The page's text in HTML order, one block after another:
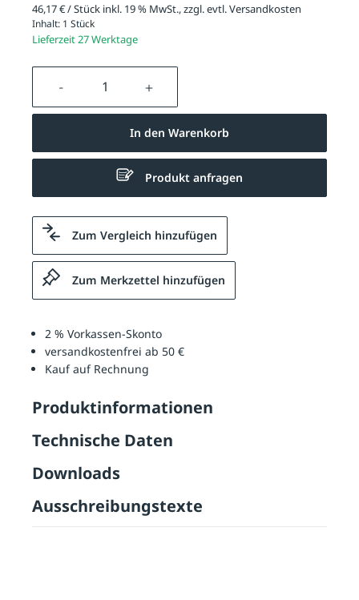
46,17 € / Stück inkl. 19 % MwSt., zzgl. evtl.Versandkosten
Inhalt: 1 Stück
Lieferzeit 27 Werktage
Produkt Anzahl: Gib den
In den Warenkorb
Produkt anfragen
Zum Vergleich hinzufügen
Zum Merkzettel hinzufügen
2 % Vorkassen-Skonto
versandkostenfrei ab 50 €
Kauf auf Rechnung
Produktinformationen
Technische Daten
Downloads
Ausschreibungstexte